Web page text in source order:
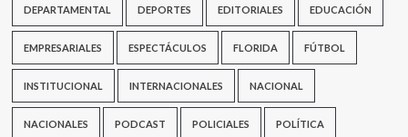
DEPARTAMENTAL DEPORTES EDITORIALES EDUCACIÓN
EMPRESARIALES ESPECTÁCULOS FLORIDA FÚTBOL
INSTITUCIONAL INTERNACIONALES NACIONAL
NACIONALES PODCAST POLICIALES POLÍTICA